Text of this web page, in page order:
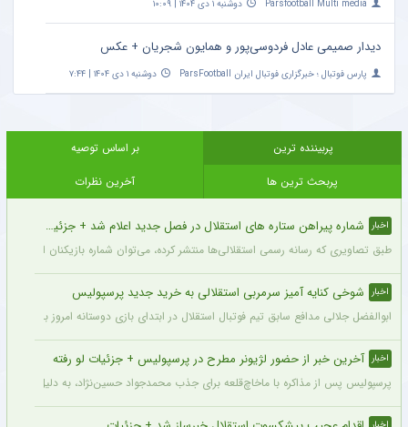
Parsfootball Multi media دوشنبه ۱ دی ۱۴۰۴ | ۱۰:۰۹
دیدار صمیمی عادل فردوسی‌پور و همایون شجریان + عکس
پارس فوتبال ؛ خبرگزاری فوتبال ایران ParsFootball دوشنبه ۱ دی ۱۴۰۴ | ۷:۴۴
پربیننده ترین
بر اساس توصیه
پربحث ترین ها
آخرین نظرات
اخبار شماره پیراهن ستاره های استقلال در فصل جدید اعلام شد + جزئیات
طبق تصاویری که رسانه رسمی استقلالی‌ها منتشر کرده، می‌توان شماره بازیکنان این
اخبار شوخی کنایه آمیز سرمربی استقلالی به خرید جدید پرسپولیس
ابوالفضل جلالی مدافع سابق تیم فوتبال استقلال در ابتدای بازی دوستانه امروز با
اخبار آخرین خبر از حضور لژیونر مطرح در پرسپولیس + جزئیات لو رفته
پرسپولیس پس از مذاکره با ماخاچ‌قلعه برای جذب محمدجواد حسین‌نژاد، به دلیل رقم